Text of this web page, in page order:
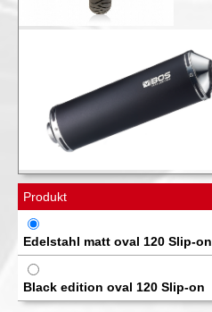
Produkt
Edelstahl matt oval 120 Slip-on
Black edition oval 120 Slip-on